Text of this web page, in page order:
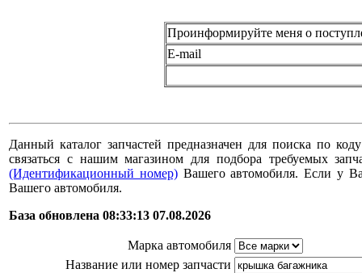
Проинформируйте меня о
E-mail
Данный каталог запчастей предназначен для поиска по
связаться с нашим магазином для подбора требуемых
(Идентификационный номер)Вашего автомобиля. Если у
Вашего автомобиля.
База обновлена 08:33:13 07.08.2026
Марка автомобиля
Название или номер запчасти